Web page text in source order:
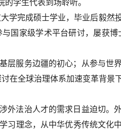
学生代表到场聆听。
学完成硕士学业，毕业后毅然
国家级学术平台研讨，屡获
服务边疆的初心；从参与世
在全球治理体系加速变革背
法治人才的需求日益迫切。
习理念，从中华优秀传统文化